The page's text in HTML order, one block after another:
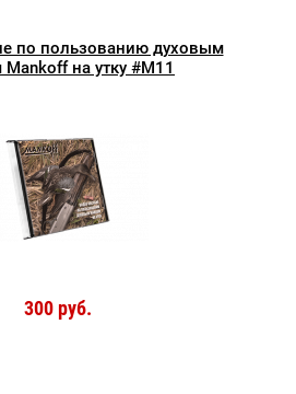
по пользованию духовым
на утку #М11
300 руб.